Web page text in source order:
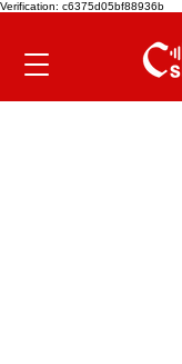
Verification: c6375d05bf88936b